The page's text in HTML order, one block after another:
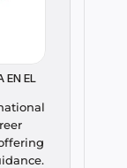
EN EL